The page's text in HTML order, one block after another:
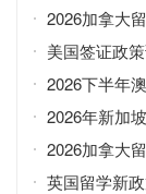
2026加拿大
美国签证政
2026下半年
2026年新加
2026加拿大
英国留学新